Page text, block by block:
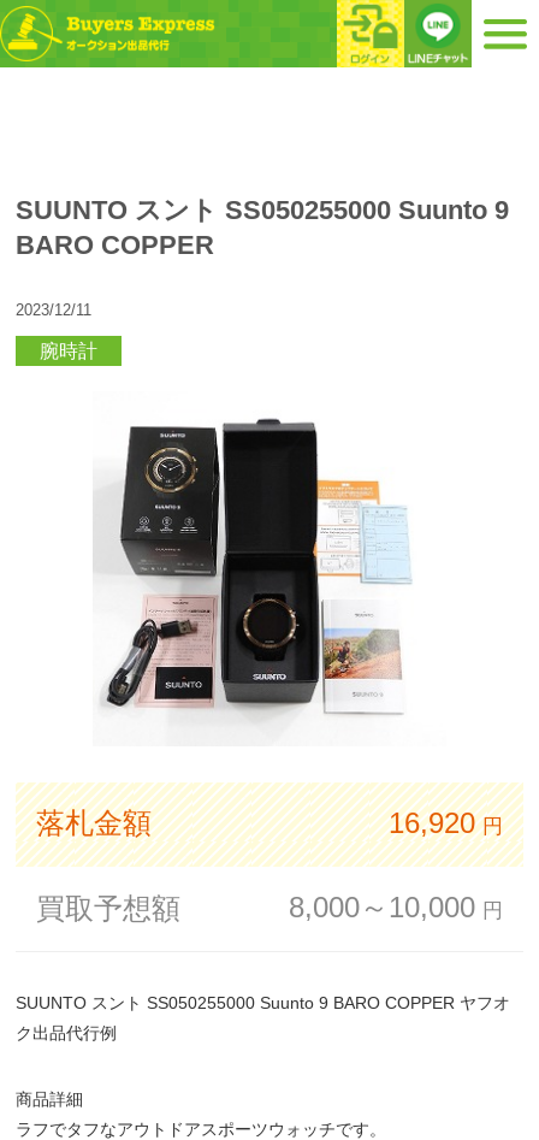
SUUNTO スント SS050255000 Suunto 9
BARO COPPER
2023/12/11
腕時計
落札金額 16,920 円
買取予想額 8,000～10,000 円
SUUNTO スント SS050255000 Suunto 9 BARO COPPER ヤフオ
ク出品代行例
商品詳細
ラフでタフなアウトドアスポーツウォッチです。